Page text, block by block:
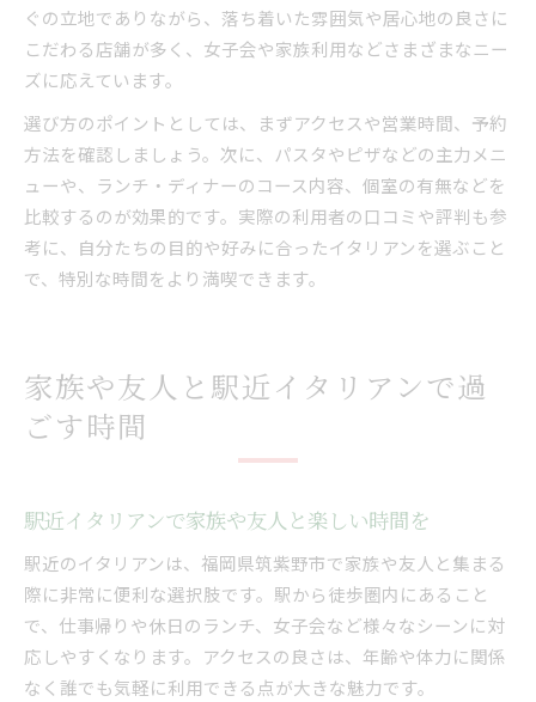
ぐの立地でありながら、落ち着いた雰囲気や居心地の良さに
こだわる店舗が多く、女子会や家族利用などさまざまなニー
ズに応えています。
選び方のポイントとしては、まずアクセスや営業時間、予約
方法を確認しましょう。次に、パスタやピザなどの主力メニ
ューや、ランチ・ディナーのコース内容、個室の有無などを
比較するのが効果的です。実際の利用者の口コミや評判も参
考に、自分たちの目的や好みに合ったイタリアンを選ぶこと
で、特別な時間をより満喫できます。
家族や友人と駅近イタリアンで過
ごす時間
駅近イタリアンで家族や友人と楽しい時間を
駅近のイタリアンは、福岡県筑紫野市で家族や友人と集まる
際に非常に便利な選択肢です。駅から徒歩圏内にあること
で、仕事帰りや休日のランチ、女子会など様々なシーンに対
応しやすくなります。アクセスの良さは、年齢や体力に関係
なく誰でも気軽に利用できる点が大きな魅力です。